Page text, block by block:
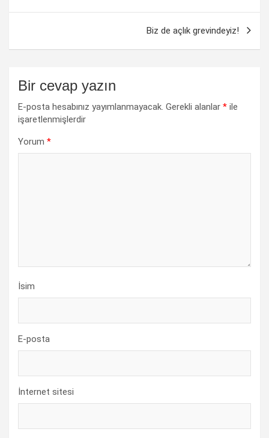
Biz de açlık grevindeyiz!
Bir cevap yazın
E-posta hesabınız yayımlanmayacak. Gerekli alanlar * ile
işaretlenmişlerdir
Yorum *
İsim
E-posta
İnternet sitesi